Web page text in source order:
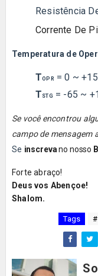
Resistência
Corrente De
Temperatura de
TOPR = 0 ~
T STG = -65 ~
Se você encontrou
campo de mensagem
Se inscrevano nosso
Forte abraço!
Deus vos Abençoe!
Shalom.
Tags